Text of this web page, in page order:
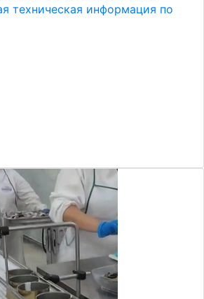
техническая информация по